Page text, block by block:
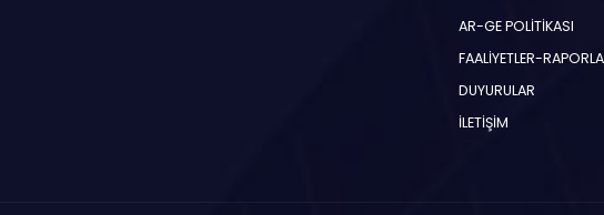
AR-GE POLİTİKASI
FAALİYETLER-
DUYURULAR
İLETİŞİM